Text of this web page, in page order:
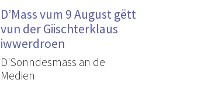
D’Mass vum 9 August gëtt
vun der Giischterklaus
iwwerdroen
D'Sonndesmass an de
Medien